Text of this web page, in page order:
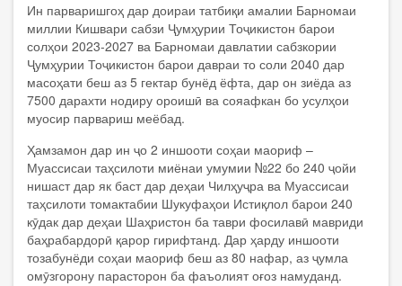
Ин парваришгоҳ дар доираи татбиқи амалии Барномаи
миллии Кишвари сабзи Ҷумҳурии Тоҷикистон барои
солҳои 2023-2027 ва Барномаи давлатии сабзкории
Ҷумҳурии Тоҷикистон барои давраи то соли 2040 дар
масоҳати беш аз 5 гектар бунёд ёфта, дар он зиёда аз
7500 дарахти нодиру ороишӣ ва сояафкан бо усулҳои
муосир парвариш меёбад.
Ҳамзамон дар ин ҷо 2 иншооти соҳаи маориф –
Муассисаи таҳсилоти миёнаи умумии №22 бо 240 ҷойи
нишаст дар як баст дар деҳаи Чилҳуҷра ва Муассисаи
таҳсилоти томактабии Шукуфаҳои Истиқлол барои 240
кӯдак дар деҳаи Шаҳристон ба таври фосилавӣ мавриди
баҳрабардорӣ қарор гирифтанд. Дар ҳарду иншооти
тозабунёди соҳаи маориф беш аз 80 нафар, аз ҷумла
омӯзгорону парасторон ба фаъолият оғоз намуданд.